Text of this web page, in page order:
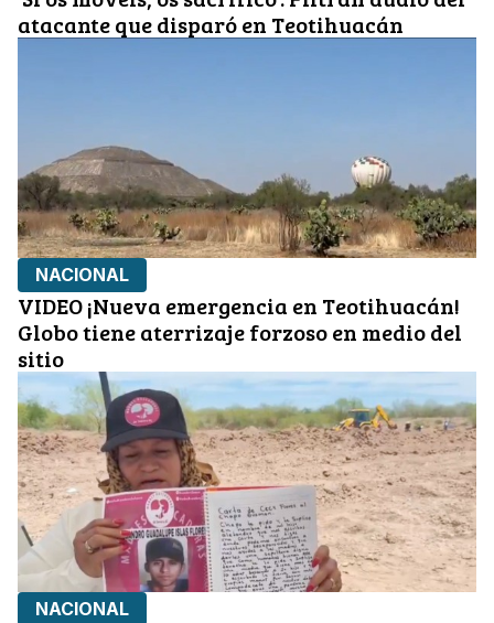
atacante que disparó en Teotihuacán
NACIONAL
VIDEO ¡Nueva emergencia en Teotihuacán!
Globo tiene aterrizaje forzoso en medio del
sitio
NACIONAL